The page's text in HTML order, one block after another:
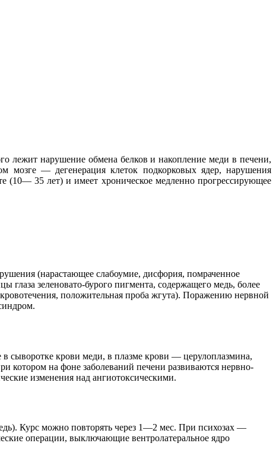
лежит нарушение обмена белков и накопление меди в печени,
мозге — дегенерация клеток подкорковых ядер, нарушения
(10— 35 лет) и имеет хроническое медленно прогрессирующее
(нарастающее слабоумие, дисфория, помраченное
зеленовато-бурого пигмента, содержащего медь, более
положительная проба жгута). Поражению нервной
сыворотке крови меди, в плазме крови — церулоплазмина,
котором на фоне заболеваний печени развиваются нервно-
изменения над ангиотоксическими.
Курс можно повторять через 1—2 мес. При психозах —
операции, выключающие вентролатеральное ядро